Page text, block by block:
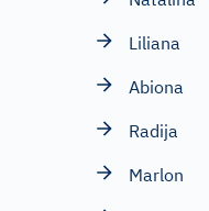
Liliana
Abiona
Radija
Marlon